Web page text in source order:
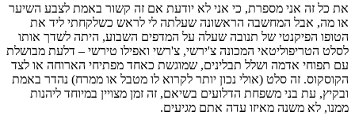
את כל זה אני מספרת, כי אני לא יודעת אם זה קשור באמת לצבע השיער
או מה, אבל המחשבה הראשונה שעלתה לי לראש כשלקחתי ליד את
הטופו הפיקנטי של תנובה שעלה על המדפים השבוע, היתה לשדך אותו
לסלט הטריפוליטאי המכונה צ'ירשי, צ'רשי ואפילו טירשי – דלעת מבושלת
עם תפוחי אדמה ושלל תבלינים, שמוגשת כאחד מפתיחי הארוחה או לצד
הקוסקוס. זה סלט (אולי נכון יותר לקרוא לו מטבל או ממרח) נהדר באמת
ובקיץ, עת בני משפחת הדלועים בשיאם, זה זמן מצויין במיוחד ליהנות
ממנו, לא משנה מאיזו עדה אתם מגיעים.